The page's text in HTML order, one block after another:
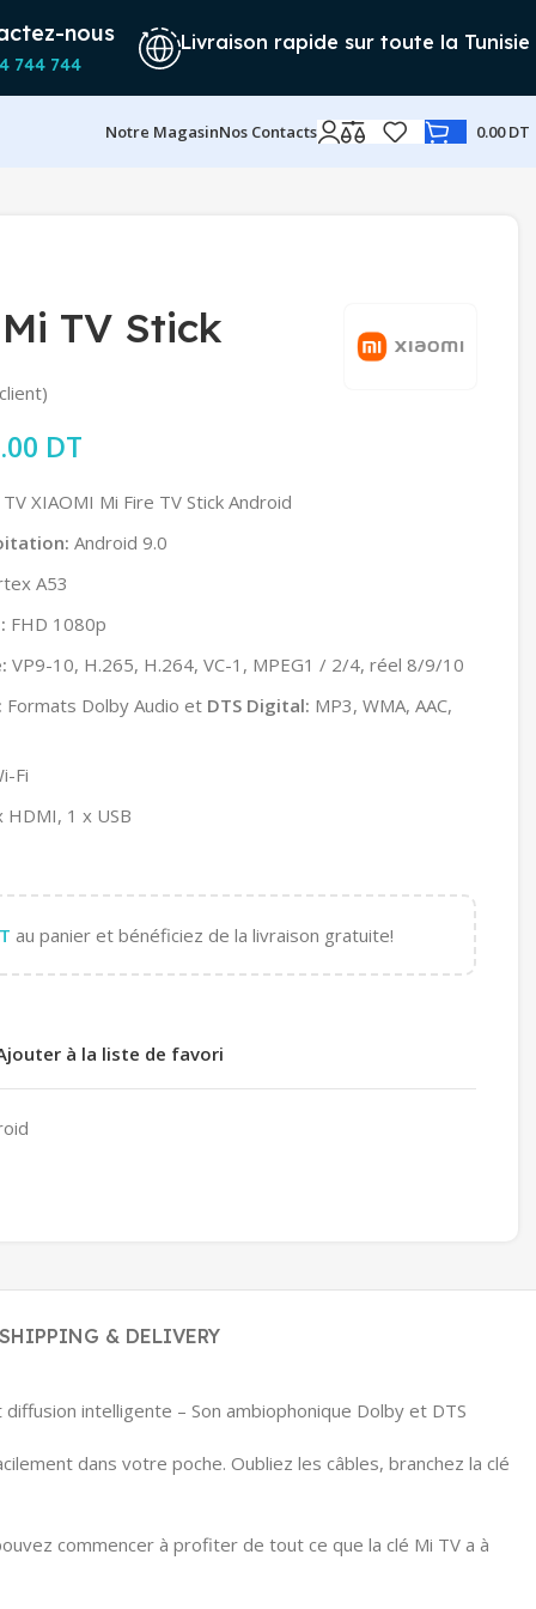
nous
744 744
Livraison rapide sur toute la Tunisie
Notre MagasinNos Contacts 0.00DT
TV Stick
initial était : 249.00 DT.
DT
XIAOMI Mi Fire TV Stick Android
Android 9.0
A53
FHD 1080p
VP9-10, H.265, H.264, VC-1, MPEG1 / 2/4, réel 8/9/10
Formats Dolby Audio et DTS Digital: MP3, WMA, AAC,
Fi
1 x USB
au panier et bénéficiez de la livraison gratuite!
à la liste de favori
SHIPPING & DELIVERY
intelligente – Son ambiophonique Dolby et DTS
dans votre poche. Oubliez les câbles, branchez la clé
commencer à profiter de tout ce que la clé Mi TV a à